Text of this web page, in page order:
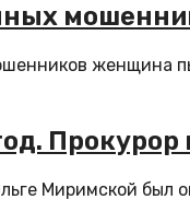
женщина
Миримской был